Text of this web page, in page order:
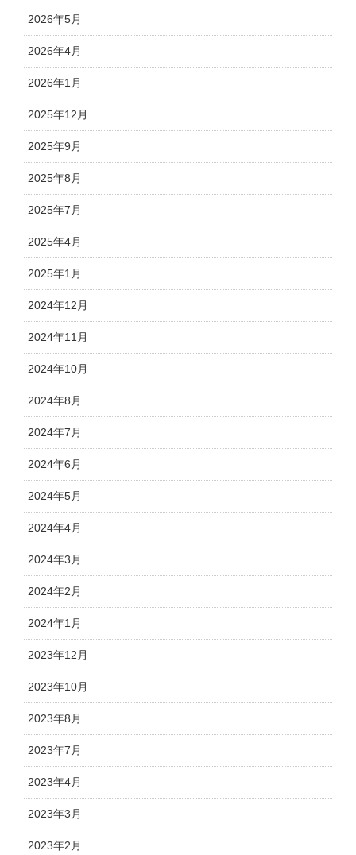
2026年5月
2026年4月
2026年1月
2025年12月
2025年9月
2025年8月
2025年7月
2025年4月
2025年1月
2024年12月
2024年11月
2024年10月
2024年8月
2024年7月
2024年6月
2024年5月
2024年4月
2024年3月
2024年2月
2024年1月
2023年12月
2023年10月
2023年8月
2023年7月
2023年4月
2023年3月
2023年2月